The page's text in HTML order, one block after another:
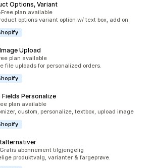
Options, Variant
Free plan available
options variant option w/ text box, add on
Upload
plan available
file uploads for personalized orders.
Personalize
plan available
custom, personalize, textbox, upload image
Gratis abonnement tilgjengelig
produktvalg, varianter & fargeprøve.